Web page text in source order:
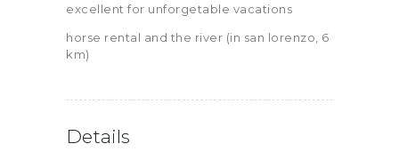
excellent for unforgetable vacations
horse rental and the river (in san lorenzo, 6
km)
Details